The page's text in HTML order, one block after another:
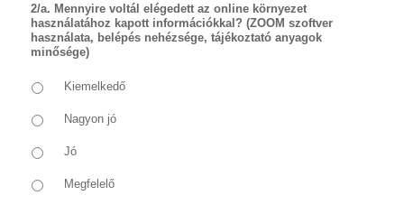
2/a. Mennyire voltál elégedett az online környezet
használatához kapott információkkal? (ZOOM szoftver
használata, belépés nehézsége, tájékoztató anyagok
minősége)
Kiemelkedő
Nagyon jó
Jó
Megfelelő